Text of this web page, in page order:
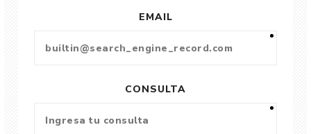
EMAIL
CONSULTA